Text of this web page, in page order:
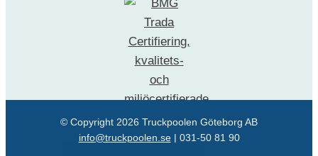
© Copyright 2026 Truckpoolen Göteborg AB
info@truckpoolen.se| 031-50 81 90